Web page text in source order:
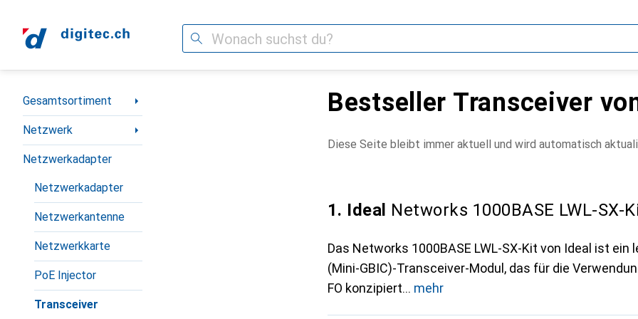
Suche
Navigation nach Kategorien
Gesamtsortiment
Netzwerk
Netzwerkadapter
Netzwerkadapter
Netzwerkantenne
Netzwerkkarte
PoE Injector
Transceiver
Bestseller Transceiver
Diese Seite bleibt immer aktuell und wird automatisch
1. Ideal Networks 1000BASE LWL-SX-
Das Networks 1000BASE LWL-SX-Kit von Ideal ist ein
(Mini-GBIC)-Transceiver-Modul, das für die
FO konzipiert
mehr